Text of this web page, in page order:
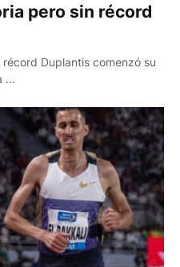
pero sin récord
Duplantis comenzó su
…